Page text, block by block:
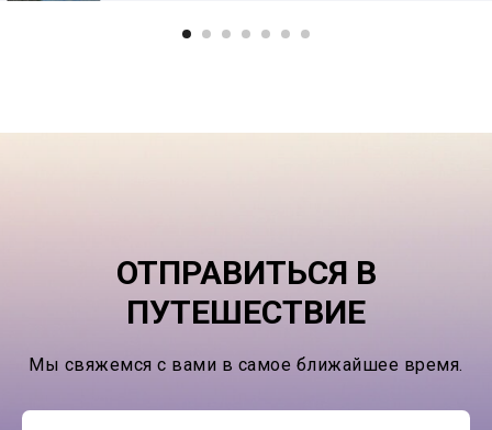
ОТПРАВИТЬСЯ В
ПУТЕШЕСТВИЕ
Мы свяжемся с вами в самое ближайшее время.